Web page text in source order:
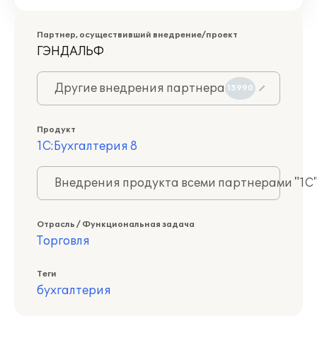
Партнер, осуществивший внедрение/проект
ГЭНДАЛЬФ
Другие внедрения партнера 15990
Продукт
1С:Бухгалтерия 8
Внедрения продукта всеми партнерами
Отрасль / Функциональная задача
Торговля
Теги
бухгалтерия